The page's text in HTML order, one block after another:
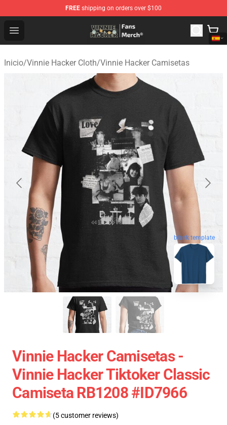
FREE shipping on orders over $100
Open menu
Vinnie Hacker Store - Official Vinnie Hacker Merchandise
Inicio/Vinnie Hacker Cloth/Vinnie Hacker Camisetas
blank template
Vinnie Hacker Camisetas -
Vinnie Hacker Tiktoker Classic
Camiseta RB1208 #ID7966
(5 customer reviews)